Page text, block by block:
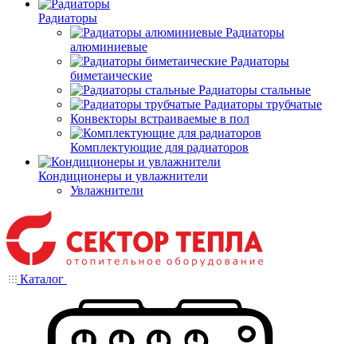
Радиаторы
Радиаторы
алюминиевые
Радиаторы
биметаические
Радиаторы стальные
Радиаторы трубчатые
Конвекторы встраиваемые в пол
Комплектующие для радиаторов
Кондиционеры и увлажнители
Увлажнители
Каталог